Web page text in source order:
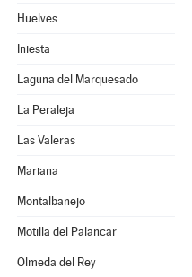
Huelves
Iniesta
Laguna del Marquesado
La Peraleja
Las Valeras
Mariana
Montalbanejo
Motilla del Palancar
Olmeda del Rey